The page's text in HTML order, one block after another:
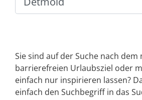
Sie sind auf der Suche nach dem
barrierefreien Urlaubsziel oder
einfach nur inspirieren lassen?
einfach den Suchbegriff in das